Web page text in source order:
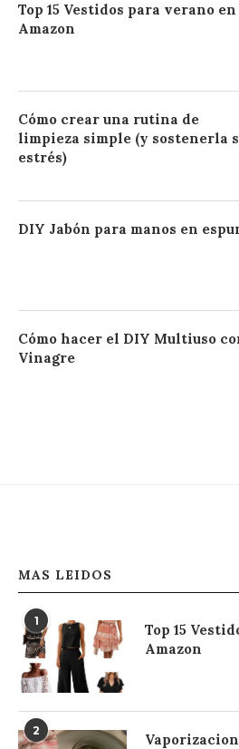
Top 15 Vestidos para verano en
Amazon
Cómo crear una rutina de
limpieza simple (y sostenerla
estrés)
DIY Jabón para manos en
Cómo hacer el DIY Multiuso
Vinagre
MAS LEIDOS
1
Top 15
Amazon
2